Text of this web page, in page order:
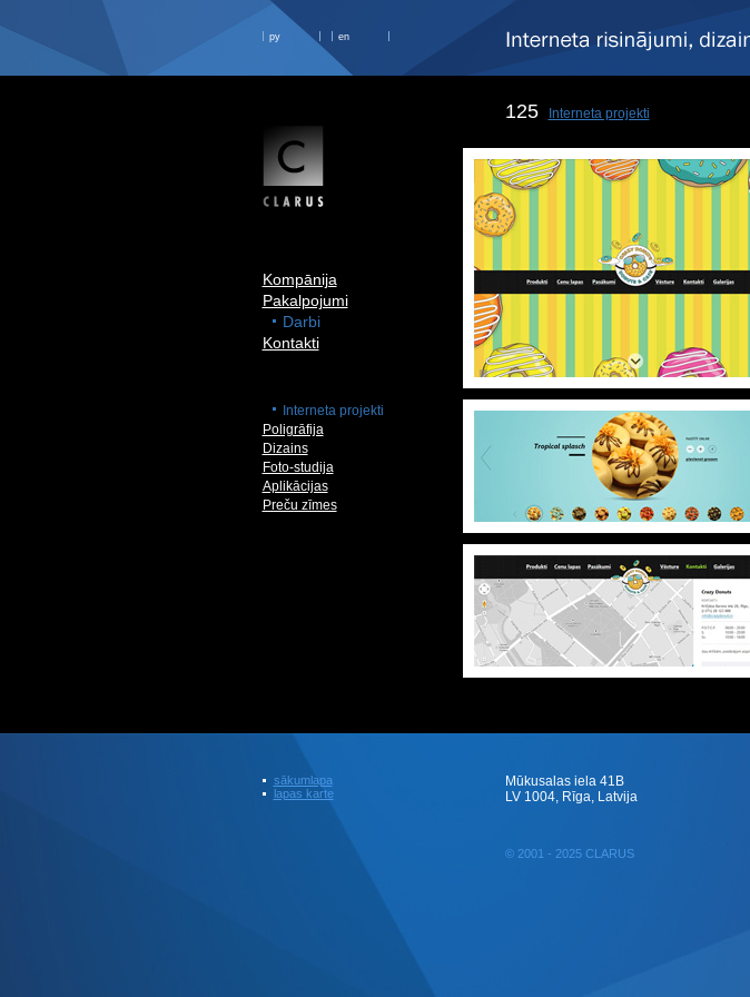
ру en
Kompānija
Pakalpojumi
Darbi
Kontakti
Interneta projekti
Poligrāfija
Dizains
Foto-studija
Aplikācijas
Preču zīmes
125 Interneta projekti
sākumlapa
lapas karte
Mūkusalas iela 41B
LV 1004, Rīga, Latvija
© 2001 - 2025 CLARUS